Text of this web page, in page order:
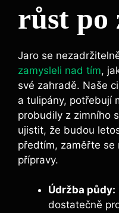
růst po
Jaro se
zamysleli nad tím,
své zahradě. Naše
a tulipány, potřebují
probudily z zimního
ujistit, že budou
předtím, zaměřte se
přípravy.
Údržba půdy:
dostatečně